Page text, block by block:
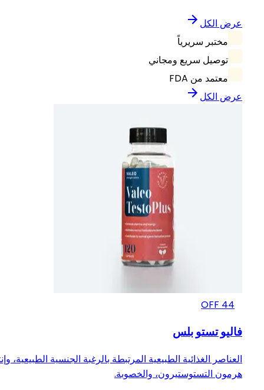
عرض الكل
مختبر سريرياً
توصيل سريع ومجاني
معتمد من FDA
عرض الكل
44
فاليو تستو بلس
العناصر الغذائية الطبيعية المرتبطة بالرغبة الجنسية الطبيعية،
هرمون التستوستيرون، والخصوبة.